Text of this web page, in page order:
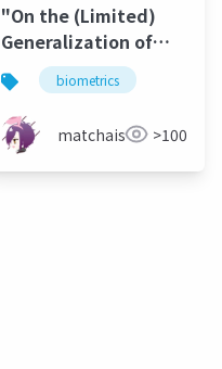
"On the (Limited)
Generalization of
MasterFace Attack
and Its Relation to
the Capacity of Face
Representations"を
ざっくり要約
biometrics
matchaism >100